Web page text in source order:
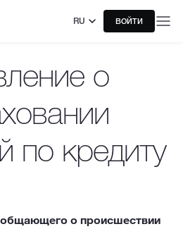
RU ВОЙТИ
о
по кредиту
о происшествии